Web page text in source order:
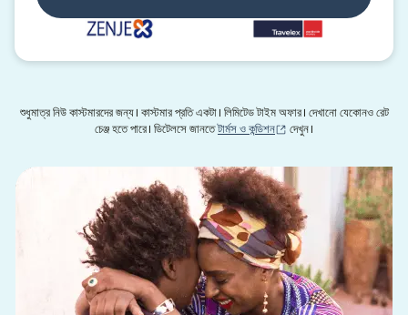
শুধুমাত্র নিউ কাস্টমারদের জন্য। কাস্টমার প্রতি একটা। লিমিটেড টাইম অফার। দেখানো যেকোনও রেট
চেঞ্জ হতে পারে। ডিটেলসে জানতেটার্মস ও কন্ডিশন (নতুন উইন্ডোতে খুলবে)
দেখুন।